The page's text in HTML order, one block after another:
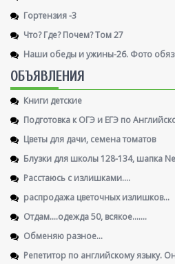
Гортензия -3
Что? Где? Почем? Том 27
Наши обеды и ужины-26. Фото
ОБЪЯВЛЕНИЯ
Книги детские
Подготовка к ОГЭ и ЕГЭ по
Цветы для дачи, семена томатов
Блузки для школы 128-134, шапка
Расстаюсь с излишками....
распродажа цветочных излишков...
Отдам....одежда 50, всякое.......
Обменяю разное...
Репетитор по английскому языку.